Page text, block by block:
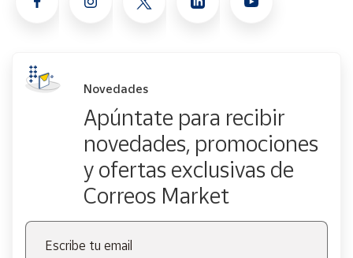
Novedades
Apúntate para recibir
novedades, promociones
y ofertas exclusivas de
Correos Market
Escribe tu email